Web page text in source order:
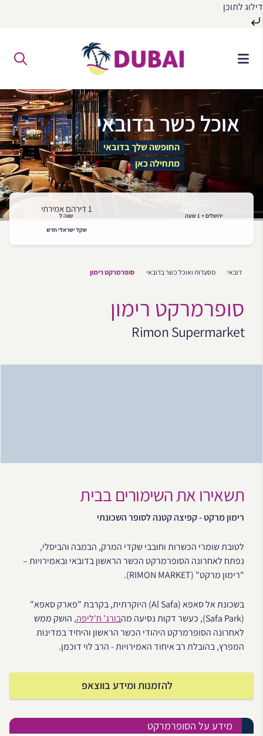
דילוג לתוכן
התוכן
אוכל כשר בדובאי
החופשה שלך בדובאי
מתחילה כאן
ירושלים + 1 שעה
1 דירהם אמירתי
שווה ל
שקל ישראלי חדש
דובאי מסעדות ואוכל כשר בדובאי סופרמרקט רימון
סופרמרקט רימון
Rimon Supermarket
תשאירו את השימורים בבית
רימון מרקט - קפיצה קטנה לסופר השכונתי
לטובת שומרי הכשרות וחובבי שקדי המרק, הבמבה והביסלי,
נפתח לאחרונה הסופרמרקט הכשר הראשון בדובאי ובאמירויות –
"רימון מרקט" (RIMON MARKET).
בשכונת אל סאפא (Al Safa) היוקרתית, בקרבת "פארק סאפא"
(Safa Park), כעשר דקות נסיעה מה
בורג' ח'ליפה, הושק ממש
לאחרונה הסופרמרקט היהודי הכשר הראשון והיחיד במדינות
המפרץ, בהובלת רב איחוד האמירויות - הרב לוי דוכמן.
להזמנות ומידע בווצאפ
מידע על הסופרמרקט